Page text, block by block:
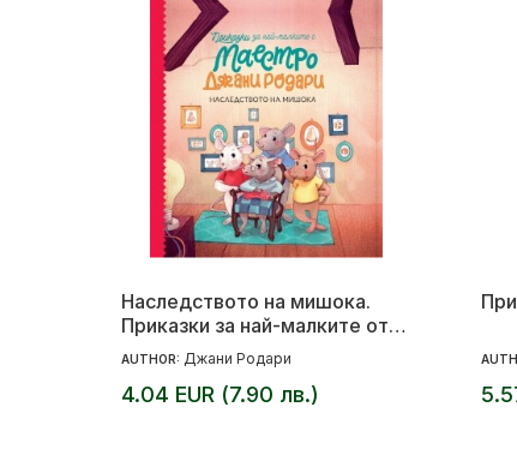
Наследството на мишока.
Приказки за най-малките от
маестро Джани Родари
AUTHOR: Джани Родари
4.04 EUR (7.90 лв.)